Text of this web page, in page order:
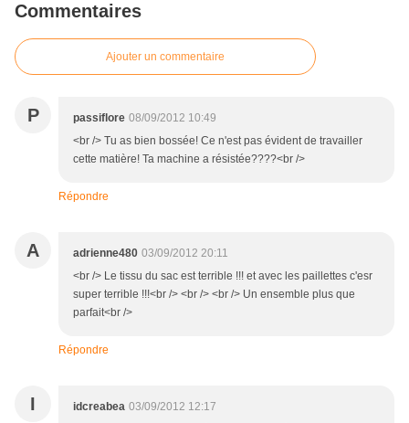
Commentaires
Ajouter un commentaire
P passiflore 08/09/2012 10:49
<br /> Tu as bien bossée! Ce n'est pas évident de travailler
cette matière! Ta machine a résistée????<br />
Répondre
A adrienne480 03/09/2012 20:11
<br /> Le tissu du sac est terrible !!! et avec les paillettes c'esr
super terrible !!!<br /> <br /> <br /> Un ensemble plus que
parfait<br />
Répondre
I idcreabea 03/09/2012 12:17